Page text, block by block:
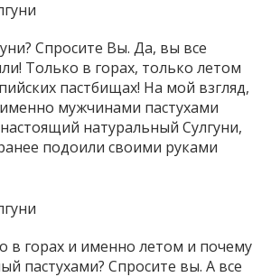
Спросите Вы. Да, вы все
Только в горах, только летом
пастбищах! На мой взгляд,
мужчинами пастухами
натуральный Сулгуни,
подоили своими руками
в горах и именно летом и почему
пастухами? Спросите вы. А все